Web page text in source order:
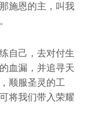
施恩的主，叫我
自己，去对付生
血漏，并追寻天
顺服圣灵的工
将我们带入荣耀